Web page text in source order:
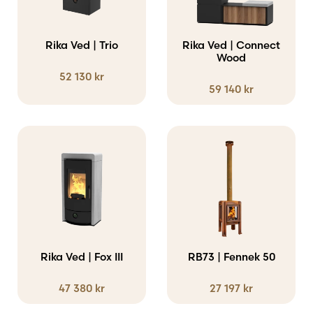
Rika Ved | Trio
52 130 kr
Rika Ved | Connect
Wood
59 140 kr
Rika Ved | Fox III
47 380 kr
RB73 | Fennek 50
27 197 kr
produkten
varianter.